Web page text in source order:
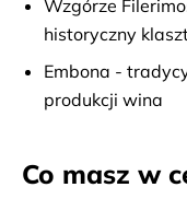
Wzgórze
historyczny
Embona -
produkcji wina
Co masz w